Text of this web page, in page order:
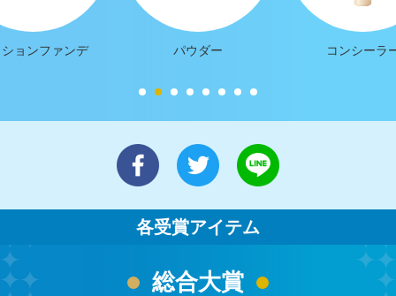
ョンファンデ パウダー コンシーラ
各受賞アイテム
総合大賞